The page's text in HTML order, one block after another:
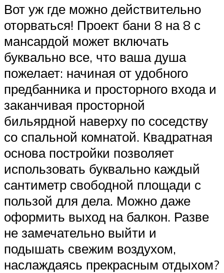
Вот уж где можно действительно
оторваться! Проект бани 8 на 8 с
мансардой может включать
буквально все, что ваша душа
пожелает: начиная от удобного
предбанника и просторного входа и
заканчивая просторной
бильярдной наверху по соседству
со спальной комнатой. Квадратная
основа постройки позволяет
использовать буквально каждый
сантиметр свободной площади с
пользой для дела. Можно даже
оформить выход на балкон. Разве
не замечательно выйти и
подышать свежим воздухом,
наслаждаясь прекрасным отдыхом?